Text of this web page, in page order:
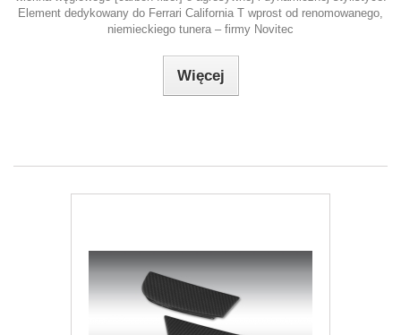
Element dedykowany do Ferrari California T wprost od renomowanego,
niemieckiego tunera – firmy Novitec
Więcej